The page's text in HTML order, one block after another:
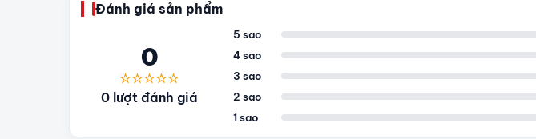
Đánh giá sản phẩm
0
☆☆☆☆☆
0 lượt đánh giá
5 sao
4 sao
3 sao
2 sao
1 sao